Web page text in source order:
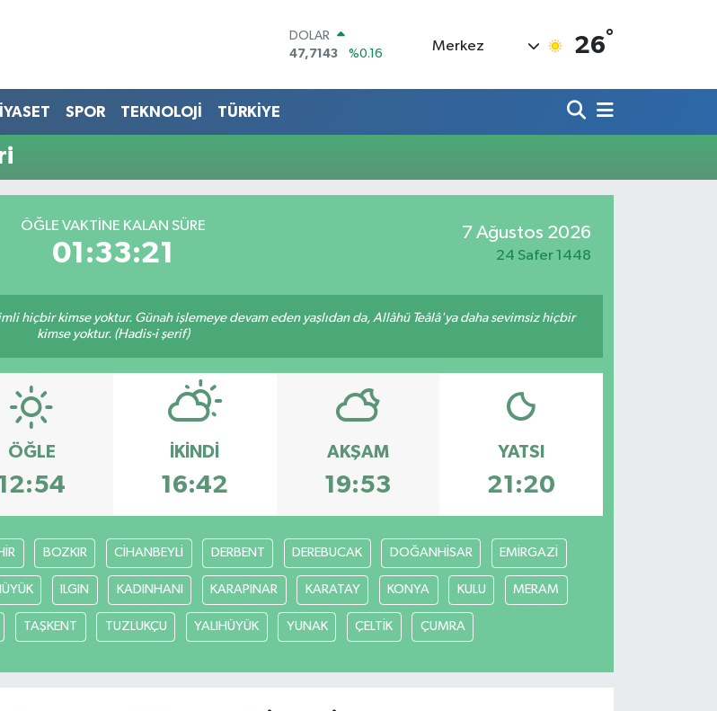
DOLAR
47,7143
%0.16
55,0317
%-0.02
BİST100
13.887
%64
Merkez 26°
SPOR TEKNOLOJİ TÜRKİYE
ÖĞLE VAKTINE KALAN SÜRE
01:33:21
7 Ağustos 2026
24 Safer 1448
hiçbir kimse yoktur. Günah işlemeye devam eden yaşlıdan da, Allâhü Teâlâ'ya daha sevimsiz hiçbir
kimse yoktur. (Hadis-i şerif)
ÖĞLE İKINDI
16:42
AKŞAM
19:53
YATSI
21:20
BOZKIR CİHANBEYLİ DERBENT DEREBUCAK DOĞANHİSAR EMİRGAZİ
ILGIN KADINHANI KARAPINAR KARATAY KONYA KULU MERAM
TAŞKENT TUZLUKÇU YALIHÜYÜK YUNAK ÇELTİK ÇUMRA